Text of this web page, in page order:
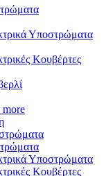
Υποστρώματα
Κουβέρτες
Υποστρώματα
Κουβέρτες